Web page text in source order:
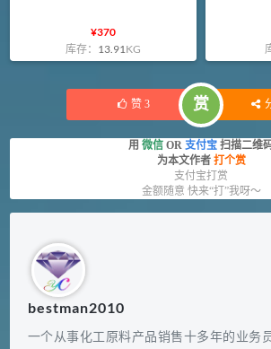
¥370
库存： 13.91KG
赞 3 赏
用 微信 OR 支付宝 扫描二维
为本文作者 打个赏
支付宝打赏
金额随意 快来“打”我呀～
bestman2010
一个从事化工原料产品销售十多年的业务